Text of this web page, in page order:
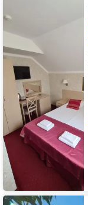
на
Аллейной
Гостиничный